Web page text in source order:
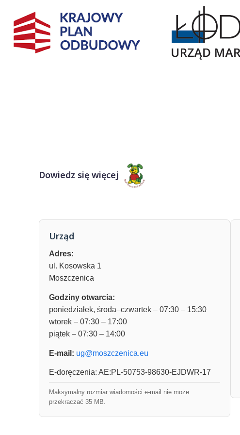
Dowiedz się więcej
Urząd
Adres:
ul. Kosowska 1
Moszczenica
Godziny otwarcia:
poniedziałek, środa–czwartek – 07:30 – 15:30
wtorek – 07:30 – 17:00
piątek – 07:30 – 14:00
E-mail: ug@moszczenica.eu
E-doręczenia: AE:PL-50753-98630-EJDWR-17
Maksymalny rozmiar wiadomości e-mail nie może
przekraczać 35 MB.